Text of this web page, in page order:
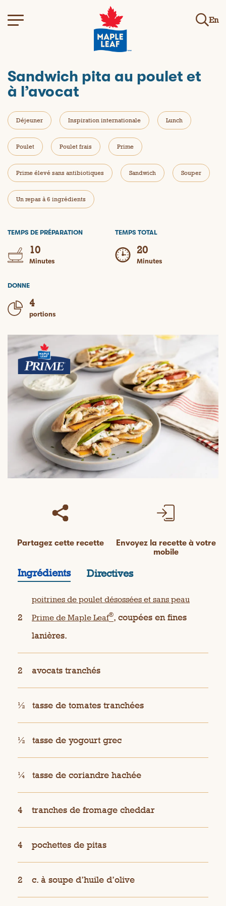
En
Sandwich pita au poulet et
à l’avocat
Déjeuner Inspiration internationale Lunch
Poulet Poulet frais Prime
Prime élevé sans antibiotiques Sandwich Souper
Un repas à 6 ingrédients
TEMPS DE PRÉPARATION
10
Minutes
TEMPS TOTAL
20
Minutes
DONNE
4
portions
Partagez cette recette
Envoyez la recette à votre
mobile
Ingrédients Directives
2
poitrines de poulet désossées et sans peau
Prime de Maple Leaf®, coupées en fines
lanières.
2 avocats tranchés
½ tasse de tomates tranchées
½ tasse de yogourt grec
¼ tasse de coriandre hachée
4 tranches de fromage cheddar
4 pochettes de pitas
2 c. à soupe d’huile d’olive